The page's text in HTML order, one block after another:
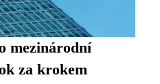
mezinárodní
za krokem